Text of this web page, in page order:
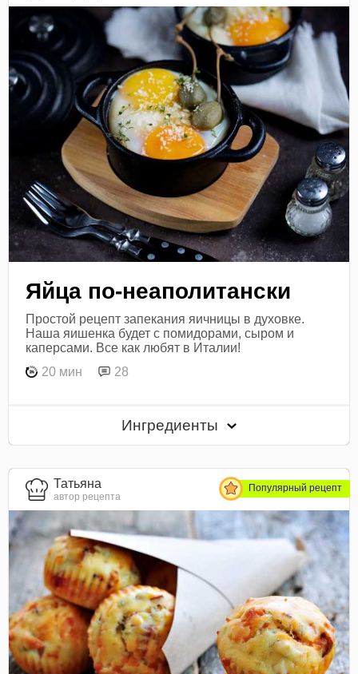
Яйца по-неаполитански
Простой рецепт запекания яичницы в духовке.
Наша яишенка будет с помидорами, сыром и
каперсами. Все как любят в Италии!
20 мин
28
Ингредиенты
Татьяна
автор рецепта
Популярный рецепт